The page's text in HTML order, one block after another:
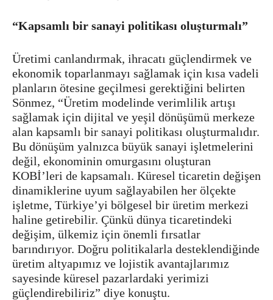
“Kapsamlı bir sanayi politikası oluşturmalı”
Üretimi canlandırmak, ihracatı güçlendirmek ve
ekonomik toparlanmayı sağlamak için kısa vadeli
planların ötesine geçilmesi gerektiğini belirten
Sönmez, “Üretim modelinde verimlilik artışı
sağlamak için dijital ve yeşil dönüşümü merkeze
alan kapsamlı bir sanayi politikası oluşturmalıdır.
Bu dönüşüm yalnızca büyük sanayi işletmelerini
değil, ekonominin omurgasını oluşturan
KOBİ’leri de kapsamalı. Küresel ticaretin değişen
dinamiklerine uyum sağlayabilen her ölçekte
işletme, Türkiye’yi bölgesel bir üretim merkezi
haline getirebilir. Çünkü dünya ticaretindeki
değişim, ülkemiz için önemli fırsatlar
barındırıyor. Doğru politikalarla desteklendiğinde
üretim altyapımız ve lojistik avantajlarımız
sayesinde küresel pazarlardaki yerimizi
güçlendirebiliriz” diye konuştu.